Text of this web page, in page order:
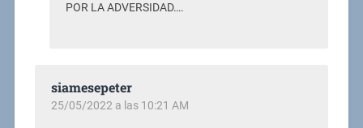
POR LA ADVERSIDAD….
siamesepeter
25/05/2022 a las 10:21 AM